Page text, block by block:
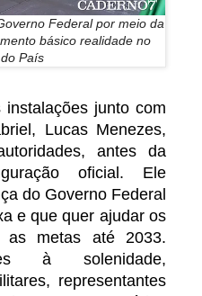
Federal por meio da
básico realidade no
País
junto com
Lucas Menezes,
antes da
oficial. Ele
do Governo Federal
e que quer ajudar os
as metas até 2033.
à solenidade,
representantes